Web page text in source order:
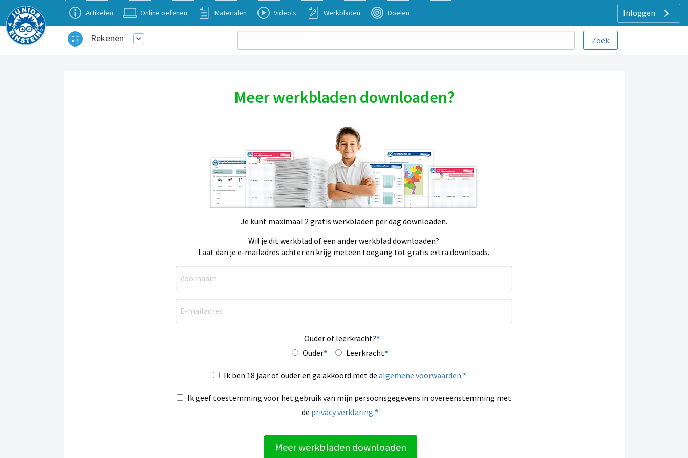
Inloggen
Artikelen Online oefenen Materialen Video's Werkbladen Doelen
Rekenen
Meer werkbladen downloaden?
Je kunt maximaal 2 gratis werkbladen per dag downloaden.
Wil je dit werkblad of een ander werkblad downloaden?
Laat dan je e-mailadres achter en krijg meteen toegang tot gratis extra downloads.
Ouder of leerkracht?
Ouder
Leerkracht
Ik ben 18 jaar of ouder en ga akkoord met dealgemene voorwaarden.
Ik geef toestemming voor het gebruik van mijn persoonsgegevens in overeenstemming met
de privacy verklaring.